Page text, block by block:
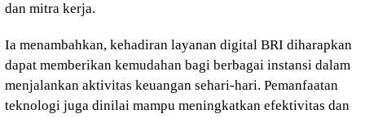
dan mitra kerja.
Ia menambahkan, kehadiran layanan digital BRI diharapkan
dapat memberikan kemudahan bagi berbagai instansi dalam
menjalankan aktivitas keuangan sehari-hari. Pemanfaatan
teknologi juga dinilai mampu meningkatkan efektivitas dan